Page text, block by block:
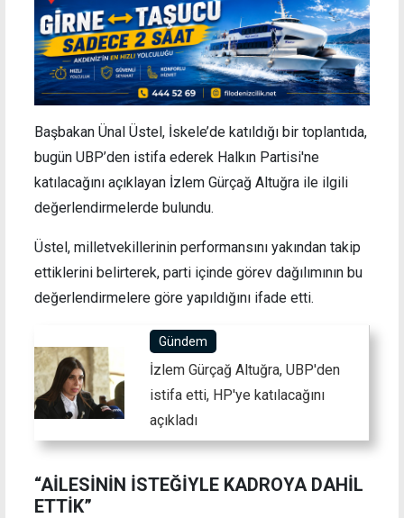
Başbakan Ünal Üstel, İskele’de katıldığı bir toplantıda,
bugün UBP’den istifa ederek Halkın Partisi'ne
katılacağını açıklayan İzlem Gürçağ Altuğra ile ilgili
değerlendirmelerde bulundu.
Üstel, milletvekillerinin performansını yakından takip
ettiklerini belirterek, parti içinde görev dağılımının bu
değerlendirmelere göre yapıldığını ifade etti.
Gündem
İzlem Gürçağ Altuğra, UBP'den
istifa etti, HP'ye katılacağını
açıkladı
“AİLESİNİN İSTEĞİYLE KADROYA DAHİL
ETTİK”